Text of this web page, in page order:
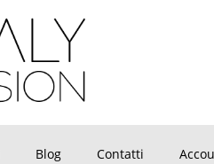
Blog Contatti